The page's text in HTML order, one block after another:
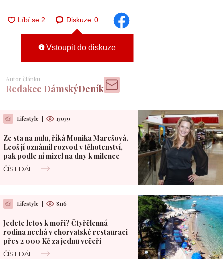
Diskuze 0
Vstoupit do diskuze
Autor článku
Redakce DámskýDeník
Lifestyle 13039
Ze sta na nulu, říká Monika Marešová.
Leoš jí oznámil rozvod v těhotenství,
pak podle ní mizel na dny k milence
ČÍST DÁLE
Lifestyle 8116
Jedete letos k moři? Čtyřčlenná
rodina nechá v chorvatské restauraci
přes 2 000 Kč za jednu večeři
ČÍST DÁLE